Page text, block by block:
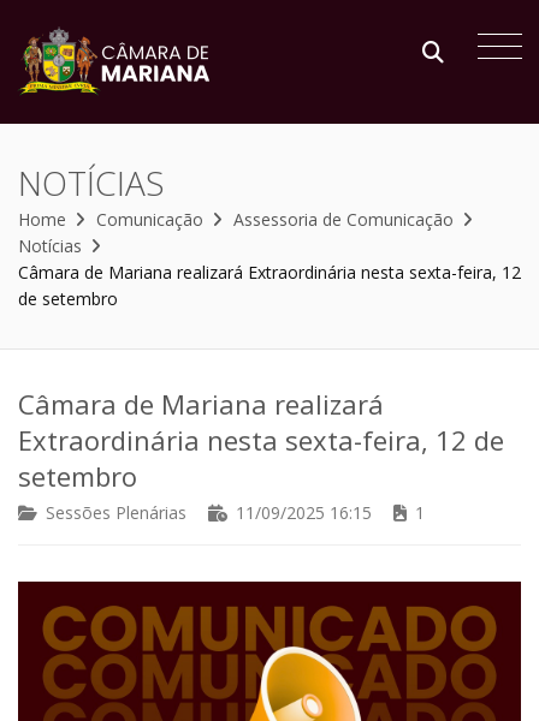
NOTÍCIAS
Home Comunicação
Assessoria de Comunicação
Notícias
Câmara de Mariana realizará Extraordinária nesta sexta-feira, 12
de setembro
Câmara de Mariana realizará
Extraordinária nesta sexta-feira, 12 de
setembro
Sessões Plenárias 11/09/2025 16:15 1